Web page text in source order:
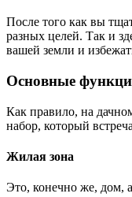
После того как вы
разных целей. Так и
вашей земли и
Основные
Как правило, на
набор, который
Жилая зона
Это, конечно же, дом,